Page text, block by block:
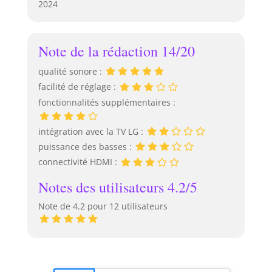
2024
Note de la rédaction 14/20
qualité sonore :
facilité de réglage :
fonctionnalités supplémentaires :
intégration avec la TV LG :
puissance des basses :
connectivité HDMI :
Notes des utilisateurs 4.2/5
Note de 4.2 pour 12 utilisateurs